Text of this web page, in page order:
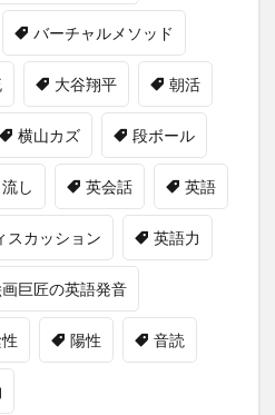
バーチャルメソッド
大谷翔平 朝活
横山カズ 段ボール
し 英会話 英語
スカッション 英語力
巨匠の英語発音
陽性 音読